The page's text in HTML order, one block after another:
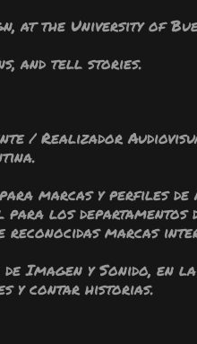
at the University of
and tell stories.
/ Realizador
marcas y perfiles de
para los departamentos
reconocidas marcas
Imagen y Sonido, en
y contar historias.